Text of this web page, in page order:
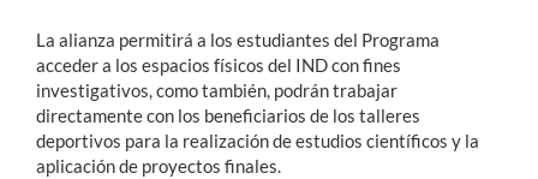
La alianza permitirá a los estudiantes del Programa
acceder a los espacios físicos del IND con fines
investigativos, como también, podrán trabajar
directamente con los beneficiarios de los talleres
deportivos para la realización de estudios científicos y la
aplicación de proyectos finales.